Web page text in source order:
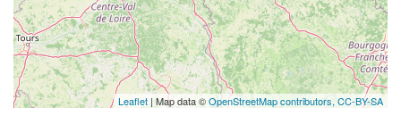
Leaflet | Map data ©OpenStreetMap contributors, CC-BY-SA